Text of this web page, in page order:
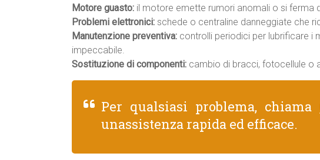
Motore guasto: il motore emette rumori anomali o si ferma
Problemi elettronici: schede o centraline danneggiate che
Manutenzione preventiva: controlli periodici per lubrificare i
impeccabile.
Sostituzione di componenti: cambio di bracci, fotocellule o
Per qualsiasi problema, chiama
unassistenza rapida ed efficace.